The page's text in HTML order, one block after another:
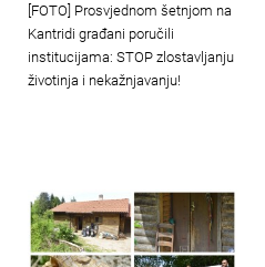
[FOTO] Prosvjednom šetnjom na
Kantridi građani poručili
institucijama: STOP zlostavljanju
životinja i nekažnjavanju!